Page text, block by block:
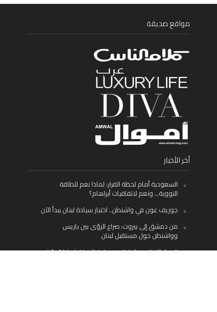
مواقع صديقة
أخر الأخبار
السعودية أمام لحظة القرار: لماذا نعم للطاقة
النووية… ونعم لاتفاقيات أبراهام؟
جوزيف عون في واشنطن.. اختبار سيادة لبنان يبدأ الآن
من دمشق إلى بيروت: صراع الرؤى بين باريس
وواشنطن حول مستقبل لبنان
اليسار اللبناني «اليقظ» وسيادة الدولة: لماذا يُعدّ نزع